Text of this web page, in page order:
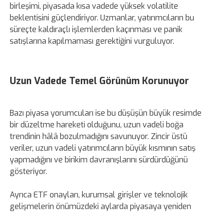
birleşimi, piyasada kısa vadede yüksek volatilite
beklentisini güçlendiriyor. Uzmanlar, yatırımcıların bu
süreçte kaldıraçlı işlemlerden kaçınması ve panik
satışlarına kapılmaması gerektiğini vurguluyor.
Uzun Vadede Temel Görünüm Korunuyor
Bazı piyasa yorumcuları ise bu düşüşün büyük resimde
bir düzeltme hareketi olduğunu, uzun vadeli boğa
trendinin hâlâ bozulmadığını savunuyor. Zincir üstü
veriler, uzun vadeli yatırımcıların büyük kısmının satış
yapmadığını ve birikim davranışlarını sürdürdüğünü
gösteriyor.
Ayrıca ETF onayları, kurumsal girişler ve teknolojik
gelişmelerin önümüzdeki aylarda piyasaya yeniden